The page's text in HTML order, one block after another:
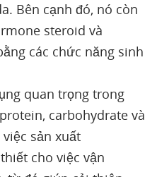
Bên cạnh đó, nó còn
steroid và
các chức năng sinh
quan trọng trong
carbohydrate và
sản xuất
cho việc vận